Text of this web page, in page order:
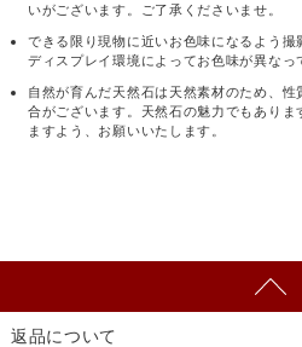
いがございます。ご了承くださいませ。
できる限り現物に近いお色味になるよう
ディスプレイ環境によってお色味が異なっ
自然が育んだ天然石は天然素材のため、
合がございます。天然石の魅力でもあり
ますよう、お願いいたします。
返品について